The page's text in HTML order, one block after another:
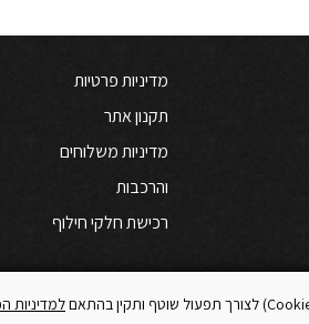
מדיניות פרטיות
תקנון אתר
מדיניות משלוחים
והרכבות
רכישת חלקי חילוף
למדיניות